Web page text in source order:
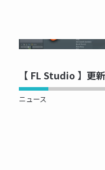
【 FL Studio 】更
ニュース